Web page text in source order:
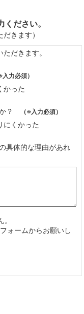
ださい。
きます）
だきます。
入力必須）
かった
？ （※入力必須）
にくかった
具体的な理由があれ
ォームからお願いし